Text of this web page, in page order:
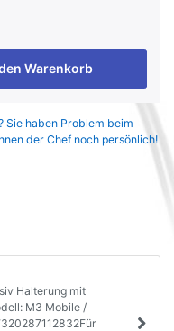
Warenkorb
Sie haben Problem beim
der Chef noch persönlich!
Halterung mit
M3 Mobile /